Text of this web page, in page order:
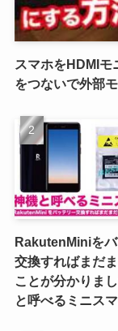
スマホをHDMIモ
をつないで外部
RakutenMiniを
交換すればまだ
ことが分かりま
と呼べるミニスマ